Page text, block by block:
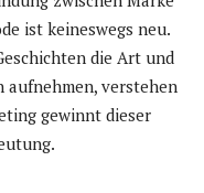
ist keineswegs neu.
die Art und
aufnehmen, verstehen
gewinnt dieser